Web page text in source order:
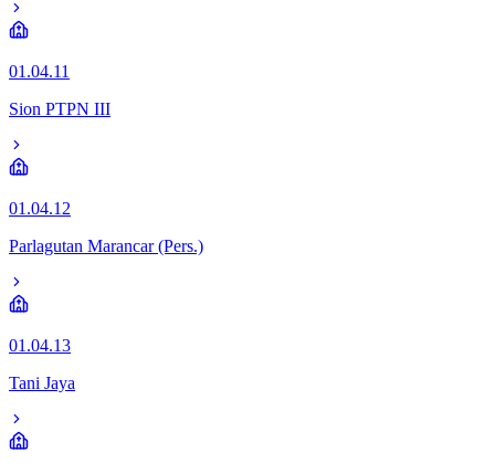
01.04.11
Sion PTPN III
01.04.12
Parlagutan Marancar (Pers.)
01.04.13
Tani Jaya